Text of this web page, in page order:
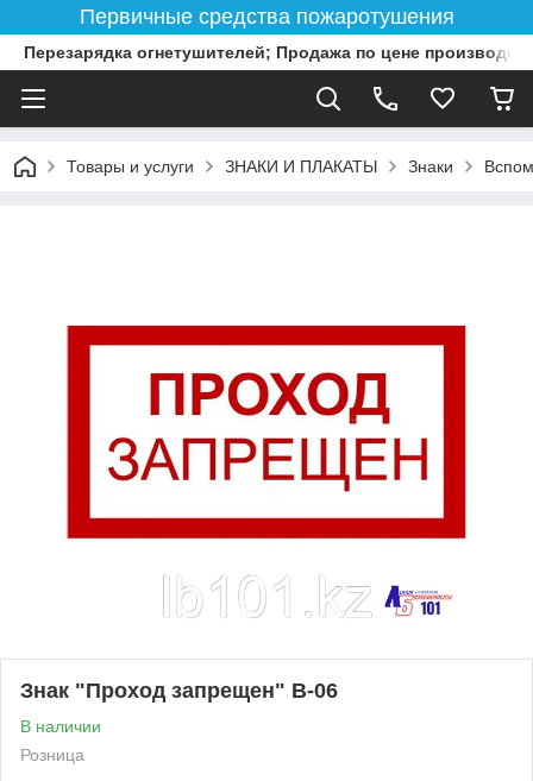
Первичные средства пожаротушения
Перезарядка огнетушителей; Продажа по цене
Товары и услуги ЗНАКИ И ПЛАКАТЫ Знаки
Знак "Проход запрещен" B-06
В наличии
Розница